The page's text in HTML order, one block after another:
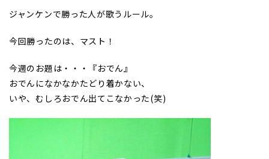
ジャンケンで勝った人が歌うルール。
今回勝ったのは、マスト！
今週のお題は・・・『おでん』
おでんになかなかたどり着かない、
いや、むしろおでん出てこなかった(笑)